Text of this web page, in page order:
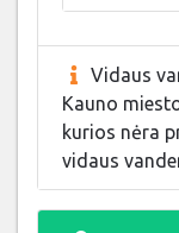
Vidaus
Kauno
kurios nėra
vidaus